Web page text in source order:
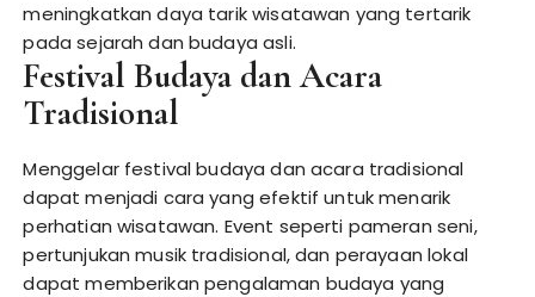
meningkatkan daya tarik wisatawan yang tertarik
pada sejarah dan budaya asli.
Festival Budaya dan Acara
Tradisional
Menggelar festival budaya dan acara tradisional
dapat menjadi cara yang efektif untuk menarik
perhatian wisatawan. Event seperti pameran seni,
pertunjukan musik tradisional, dan perayaan lokal
dapat memberikan pengalaman budaya yang